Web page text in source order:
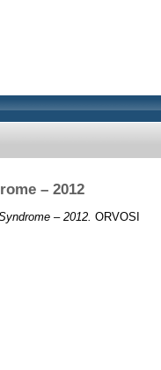
– 2012
– 2012. ORVOSI